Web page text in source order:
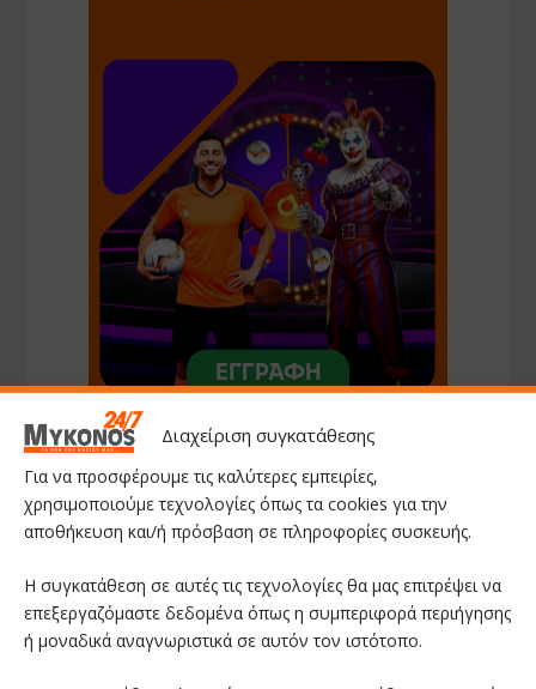
Διαχείριση συγκατάθεσης
Για να προσφέρουμε τις καλύτερες εμπειρίες,
χρησιμοποιούμε τεχνολογίες όπως τα cookies για την
αποθήκευση και/ή πρόσβαση σε πληροφορίες συσκευής.
Η συγκατάθεση σε αυτές τις τεχνολογίες θα μας επιτρέψει να
επεξεργαζόμαστε δεδομένα όπως η συμπεριφορά περιήγησης
ή μοναδικά αναγνωριστικά σε αυτόν τον ιστότοπο.
ΑΚΟΛΟΥΘΗΣΤΕ ΜΑΣ